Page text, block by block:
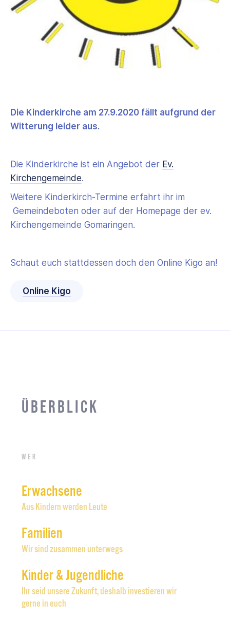
Die Kinderkirche am 27.9.2020 fällt aufgrund der
Witterung leider aus.
Die Kinderkirche ist ein Angebot der Ev.
Kirchengemeinde.
Weitere Kinderkirch-Termine erfahrt ihr im
Gemeindeboten oder auf der Homepage der ev.
Kirchengemeinde Gomaringen.
Schaut euch stattdessen doch den Online Kigo an!
Online Kigo
Überblick
Wer
Erwachsene
Aus Kindern werden Leute
Familien
Wir sind zusammen unterwegs
Kinder & Jugendliche
Ihr seid unsere Zukunft, deshalb investieren wir
gerne in euch